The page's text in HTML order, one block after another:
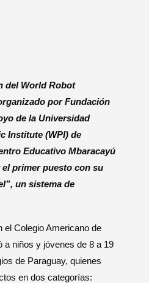
del World Robot
por Fundación
de la Universidad
Institute (WPI) de
Educativo Mbaracayú
primer puesto con su
un sistema de
el Colegio Americano de
a niños y jóvenes de 8 a 19
de Paraguay, quienes
en dos categorías: